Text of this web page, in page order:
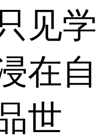
见学
在自
世